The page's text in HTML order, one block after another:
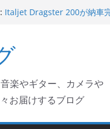
Italjet Dragster 200が納車
Ken Block 逝去
岩手県奥州市へのふるさと
Italjet Dragster 200のフロ
リングが楽しくなった
楽やギター、カメラや
お届けするブログ